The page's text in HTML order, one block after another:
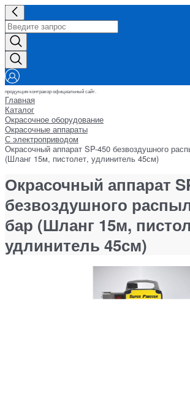
продукция контракор официальный сайт.
Главная
Каталог
Окрасочное оборудование
Окрасочные аппараты
С электроприводом
Окрасочный аппарат SP-450 безвоздушного
(Шланг 15м, пистолет, удлинитель 45см)
Окрасочный аппарат
безвоздушного
бар (Шланг 15м,
удлинитель 45см)